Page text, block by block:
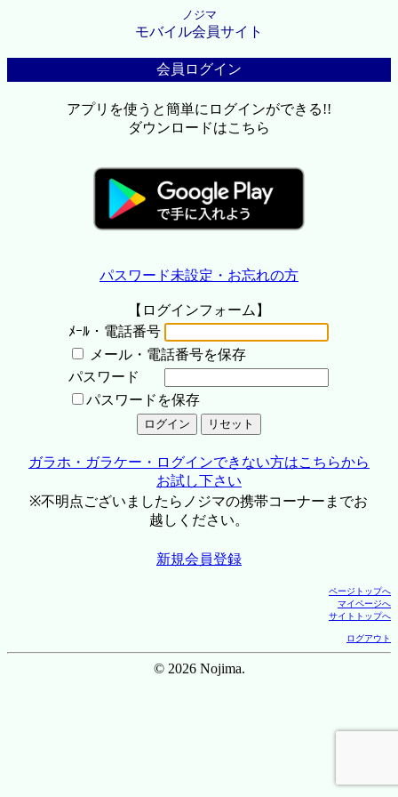
ノジマ
モバイル会員サイト
会員ログイン
アプリを使うと簡単にログインができる!!
ダウンロードはこちら
パスワード未設定・お忘れの方
【ログインフォーム】
ﾒｰﾙ・電話番号
メール・電話番号を保存
パスワード
パスワードを保存
ガラホ・ガラケー・ログインできない方はこちらから
お試し下さい
※不明点ございましたらノジマの携帯コーナーまでお
越しください。
新規会員登録
ページトップへ
マイページへ
サイトトップへ
ログアウト
© 2026 Nojima.